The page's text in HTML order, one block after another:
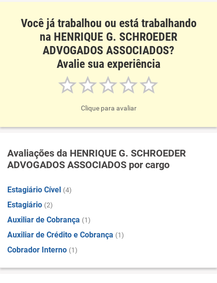
Você já trabalhou ou está trabalhando
na HENRIQUE G. SCHROEDER
ADVOGADOS ASSOCIADOS?
Avalie sua experiência
Clique para avaliar
Avaliações da HENRIQUE G. SCHROEDER
ADVOGADOS ASSOCIADOS por cargo
Estagiário Cível (4)
Estagiário (2)
Auxiliar de Cobrança (1)
Auxiliar de Crédito e Cobrança (1)
Cobrador Interno (1)